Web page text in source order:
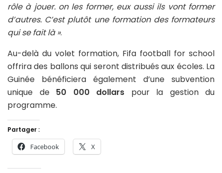
rôle à jouer. on les former, eux aussi ils vont former
d’autres. C’est plutôt une formation des formateurs
qui se fait là ».
Au-delà du volet formation, Fifa football for school
offrira des ballons qui seront distribués aux écoles. La
Guinée bénéficiera également d’une subvention
unique de 50 000 dollars pour la gestion du
programme.
Partager :
Facebook X